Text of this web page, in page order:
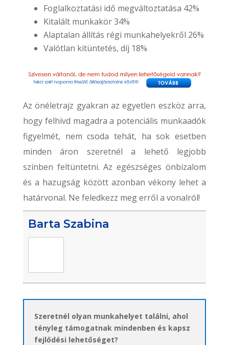
Foglalkoztatási idő megváltoztatása 42%
Kitalált munkakör 34%
Alaptalan állítás régi munkahelyekről 26%
Valótlan kitüntetés, díj 18%
Az önéletrajz gyakran az egyetlen eszköz arra,
hogy felhívd magadra a potenciális munkaadók
figyelmét, nem csoda tehát, ha sok esetben
minden áron szeretnél a lehető legjobb
színben feltüntetni. Az egészséges önbizalom
és a hazugság között azonban vékony lehet a
határvonal. Ne feledkezz meg erről a vonalról!
Barta Szabina
Szeretnél olyan munkahelyet találni, ahol
tényleg támogatnak mindenben és kapsz
fejlődési lehetőséget?